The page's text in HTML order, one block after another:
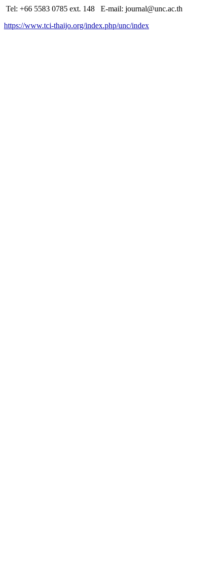
Tel: +66 5583 0785 ext. 148 E-mail: journal@unc.ac.th
https://www.tci-thaijo.org/index.php/unc/index